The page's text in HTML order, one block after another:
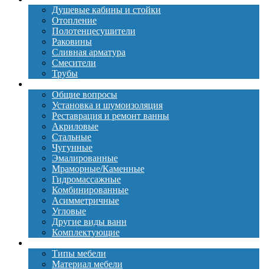
Душевые кабины и стойки
Отопление
Полотенцесушители
Раковины
Сливная арматура
Смесители
Трубы
Общие вопросы
Установка и шумоизоляция
Реставрация и ремонт ванны
Акриловые
Стальные
Чугунные
Эмалированные
Мраморные/Каменные
Гидромассажные
Комбинированные
Асимметричные
Угловые
Другие виды ванн
Комплектующие
Типы мебели
Материал мебели